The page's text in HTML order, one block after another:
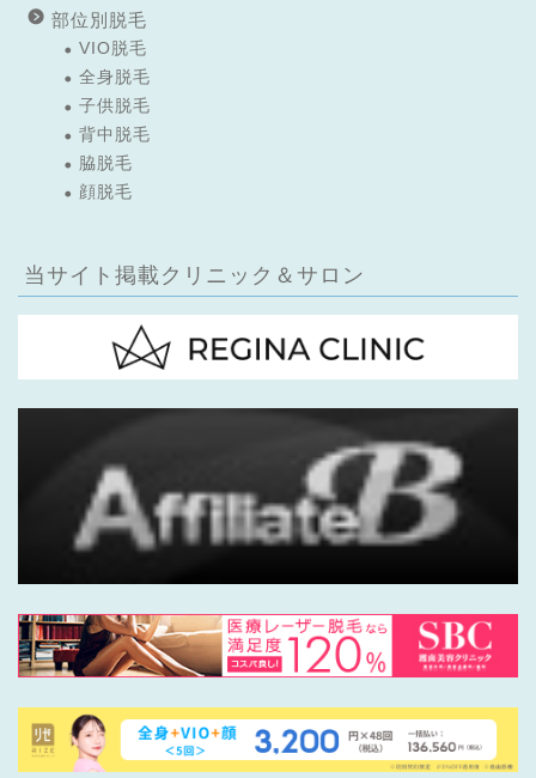
部位別脱毛
VIO脱毛
全身脱毛
子供脱毛
背中脱毛
脇脱毛
顔脱毛
当サイト掲載クリニック＆サロン